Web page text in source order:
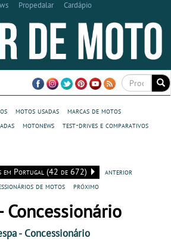
Propedalar Cardápio
motos usadas
marcas de motos
motonews
test-drives e comparativos
em Portugal (42 de 672)
anterior
de motos
próximo
Concessionário
- Concessionário